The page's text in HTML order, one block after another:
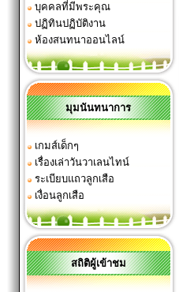
บุคคลที่มีพระคุณ
ปฏิทินปฏิบัติงาน
ห้องสนทนาออนไลน์
มุมนันทนาการ
เกมส์เด็กๆ
เรื่องเล่าวันวาเลนไทน์
ระเบียบแถวลูกเสือ
เงื่อนลูกเสือ
สถิติผู้เข้าชม